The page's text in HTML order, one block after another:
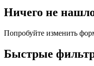
Ничего не
Попробуйте изменить
Быстрые